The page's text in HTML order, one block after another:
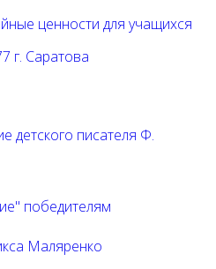
ценности для учащихся
г. Саратова
детского писателя Ф.
победителям
Маляренко